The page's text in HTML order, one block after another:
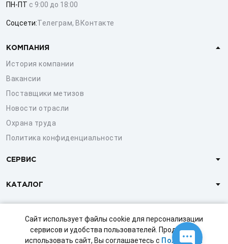
Сайт использует файлы cookie для персонализации
сервисов и удобства пользователей. Продолжая
использовать сайт, Вы соглашаетесь с Политикой
ПН-ПТ с 9:00 до 18:00
Соцсети:Телеграм, ВКонтакте
КОМПАНИЯ
История компании
Вакансии
Поставщики метизов
Новости отрасли
Охрана труда
Политика конфиденциальности
СЕРВИС
КАТАЛОГ